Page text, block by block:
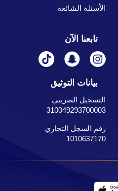
الأسئلة الشائعة
تابعنا الآن
بيانات التوثيق
التسجيل الضريبي
310049293700003
رقم السجل التجاري
1010637170